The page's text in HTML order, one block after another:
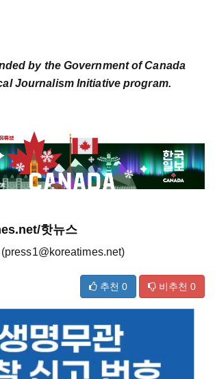
by the Government of Canada
Journalism Initiative program.
핫뉴스
추천 0 비추천 0